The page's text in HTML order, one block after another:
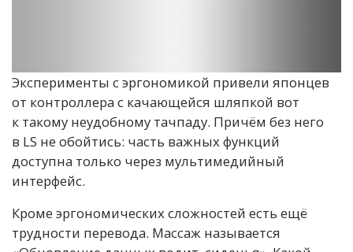
Эксперименты с эргономикой привели японцев
от контроллера с качающейся шляпкой вот
к такому неудобному тачпаду. Причём без него
в LS не обойтись: часть важных функций
доступна только через мультимедийный
интерфейс.
Кроме эргономических сложностей есть ещё
трудности перевода. Массаж называется